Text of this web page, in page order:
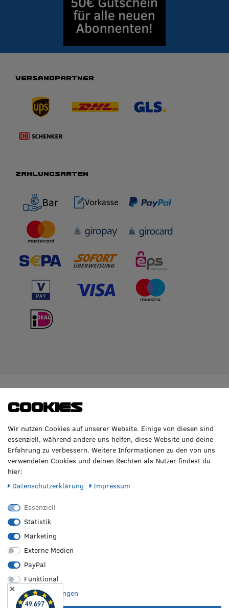
VERSANDPARTNER
ZAHLUNGSARTEN
GERNE!
Heinrich-Hasemeier-Straße 36
49076 Osnabrück
Telefon: 0541 / 800 085 06
WhatsApp: 0541 / 800 085 06
Fax: 0541 / 40 99 084
BMW
Mercedes Benz
AMG
Audi
Sonstige Marken
REIFEN &
Sommerreifen
Winterreifen
Allwetterreifen
Originale Räder
Bestpreisgarantie
Cookies
Wir nutzen Cookies auf unserer Website. Einige von diesen sind
essenziell, während andere uns helfen, diese Website und deine
Erfahrung zu verbessern. Weitere Informationen zu den von uns
verwendeten Cookies und deinen Rechten als Nutzer findest du
hier:
Daten­schutz­erklärung
Impressum
Essenziell
Statistik
Marketing
Externe Medien
PayPal
Funktional
Weitere Einstellungen
✕